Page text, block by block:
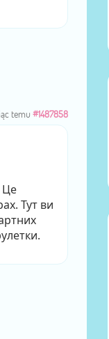
temu #1487858
Це
Тут ви